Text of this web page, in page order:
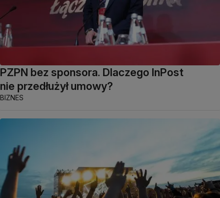
PZPN bez sponsora. Dlaczego InPost
nie przedłużył umowy?
BIZNES